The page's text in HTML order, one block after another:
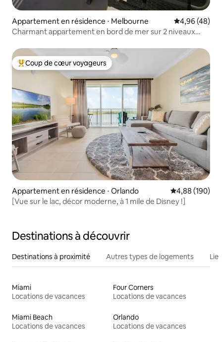
Appartement en résidence ⋅ Melbourne Évaluation
4,96 (48)
Charmant appartement en bord de mer sur 2 niveaux
Coups de cœur voyageurs les plus appréciés
Coup de cœur voyageurs
Appartement en résidence ⋅ Orlando Évaluation
4,88 (190)
[Vue sur le lac, décor moderne, à 1 mile de Disney !]
Destinations à découvrir
Destinations à proximité Autres types de logements
Miami
Locations de vacances
Four Corners
Locations de vacances
Miami Beach
Locations de vacances
Orlando
Locations de vacances